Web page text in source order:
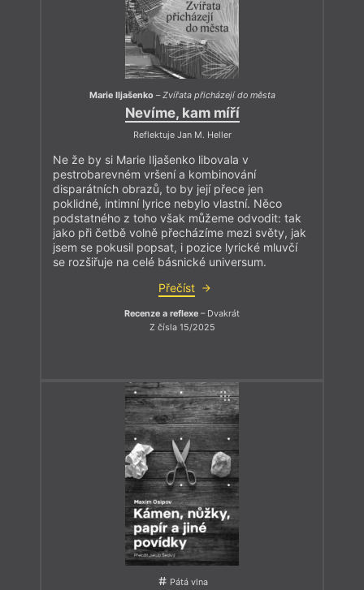
Marie Iljašenko –Zvířata přicházejí do města
Nevíme, kam míří
Reflektuje Jan M. Heller
Ne že by si Marie Iljašenko libovala v
pestrobarevném vršení a kombinování
disparátních obrazů, to by její přece jen
poklidné, intimní lyrice nebylo vlastní. Něco
podstatného z toho však můžeme odvodit: tak
jako při četbě volně přecházíme mezi světy, jak
jsem se pokusil popsat, i pozice lyrické mluvčí
se rozšiřuje na celé básnické universum.
Přečíst
Recenze a reflexe – Dvakrát
Z čísla 15/2025
Pátá vlna